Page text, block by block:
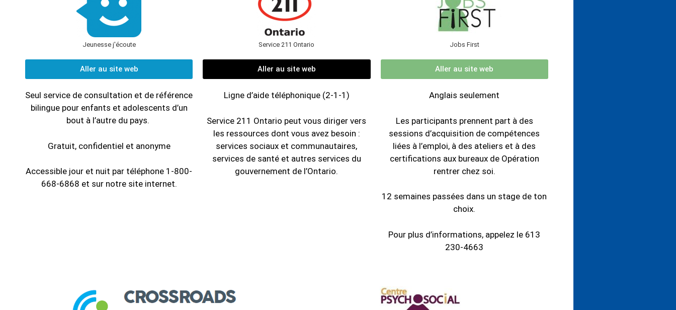
Jeunesse j'écoute
Aller au site web
Seul service de consultation et de référence
bilingue pour enfants et adolescents d’un
bout à l’autre du pays.
Gratuit, confidentiel et anonyme
Accessible jour et nuit par téléphone 1-800-
668-6868 et sur notre site internet.
Service 211 Ontario
Aller au site web
Ligne d’aide téléphonique (2-1-1)
Service 211 Ontario peut vous diriger vers
les ressources dont vous avez besoin :
services sociaux et communautaires,
services de santé et autres services du
gouvernement de l’Ontario.
Jobs First
Aller au site web
Anglais seulement
Les participants prennent part à des
sessions d’acquisition de compétences
liées à l’emploi, à des ateliers et à des
certifications aux bureaux de Opération
rentrer chez soi.
12 semaines passées dans un stage de ton
choix.
Pour plus d’informations, appelez le 613
230-4663